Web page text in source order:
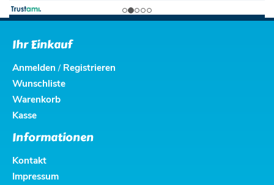
Ihr Einkauf
Anmelden / Registrieren
Wunschliste
Warenkorb
Kasse
Informationen
Kontakt
Impressum